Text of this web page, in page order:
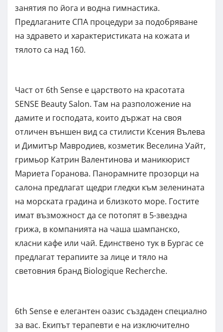
занятия по йога и водна гимнастика.
Предлаганите СПА процедури за подобряване
на здравето и характеристиката на кожата и
тялото са над 160.
Част от 6th Sense е царството на красотата
SENSE Beauty Salon. Там на разположение на
дамите и господата, които държат на своя
отличен външен вид са стилисти Ксения Вълева
и Димитър Мавродиев, козметик Веселина Уайт,
гримьор Катрин Валентинова и маникюрист
Мариета Горанова. Панорамните прозорци на
салона предлагат щедри гледки към зеленината
на морската градина и близкото море. Гостите
имат възможност да се потопят в 5-звездна
грижа, в компанията на чаша шампанско,
класни кафе или чай. Единствено тук в Бургас се
предлагат терапиите за лице и тяло на
световния бранд Biologique Recherche.
6th Sense е елегантен оазис създаден специално
за вас. Екипът терапевти е на изключително